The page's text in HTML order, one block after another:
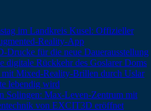
im Landkreis Kusel: Offizieller
Reality-App
Drucke für die neue Dauerausstellung
digitale Rückkehr des Goslarer Doms
Mixed-Reality-Brillen durch Uslar
lebendig wird
Solingen: Max-Leven-Zentrum mit
von EXCIT3D eröffnet